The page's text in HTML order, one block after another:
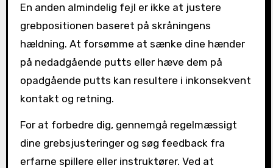
En anden almindelig fejl er ikke at justere
grebpositionen baseret på skråningens
hældning. At forsømme at sænke dine hænder
på nedadgående putts eller hæve dem på
opadgående putts kan resultere i inkonsekvent
kontakt og retning.
For at forbedre dig, gennemgå regelmæssigt
dine grebsjusteringer og søg feedback fra
erfarne spillere eller instruktører. Ved at